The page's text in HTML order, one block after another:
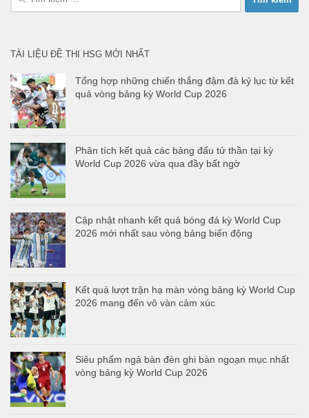
kiếm
TÀI LIỆU ĐỀ THI HSG MỚI NHẤT
Tổng hợp những chiến thắng đậm đà kỷ lục từ kết
quả vòng bảng kỳ World Cup 2026
Phân tích kết quả các bảng đấu tử thần tại kỳ
World Cup 2026 vừa qua đầy bất ngờ
Cập nhật nhanh kết quả bóng đá kỳ World Cup
2026 mới nhất sau vòng bảng biến động
Kết quả lượt trận hạ màn vòng bảng kỳ World Cup
2026 mang đến vô vàn cảm xúc
Siêu phẩm ngả bàn đèn ghi bàn ngoạn mục nhất
vòng bảng kỳ World Cup 2026